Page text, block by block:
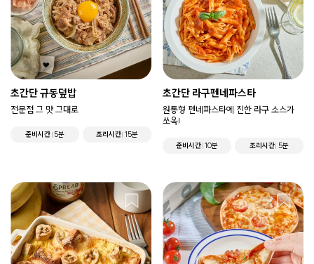
초간단 규동덮밥
전문점 그 맛 그대로
준비시간 5분 조리시간 15분
초간단 라구펜네파스타
원통형 펜네파스타에 진한 라구 소스가
쏘옥!
준비시간 10분 조리시간 5분